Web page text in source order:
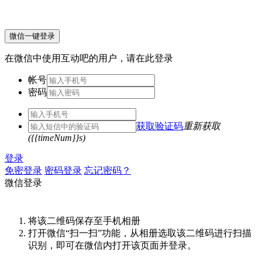
微信一键登录
在微信中使用互动吧的用户，请在此登录
帐号
密码
获取验证码重新获取
({{timeNum}}s)
登录
免密登录 密码登录 忘记密码？
微信登录
将该二维码保存至手机相册
打开微信“扫一扫”功能，从相册选取该二维码进行扫描
识别，即可在微信内打开该页面并登录。